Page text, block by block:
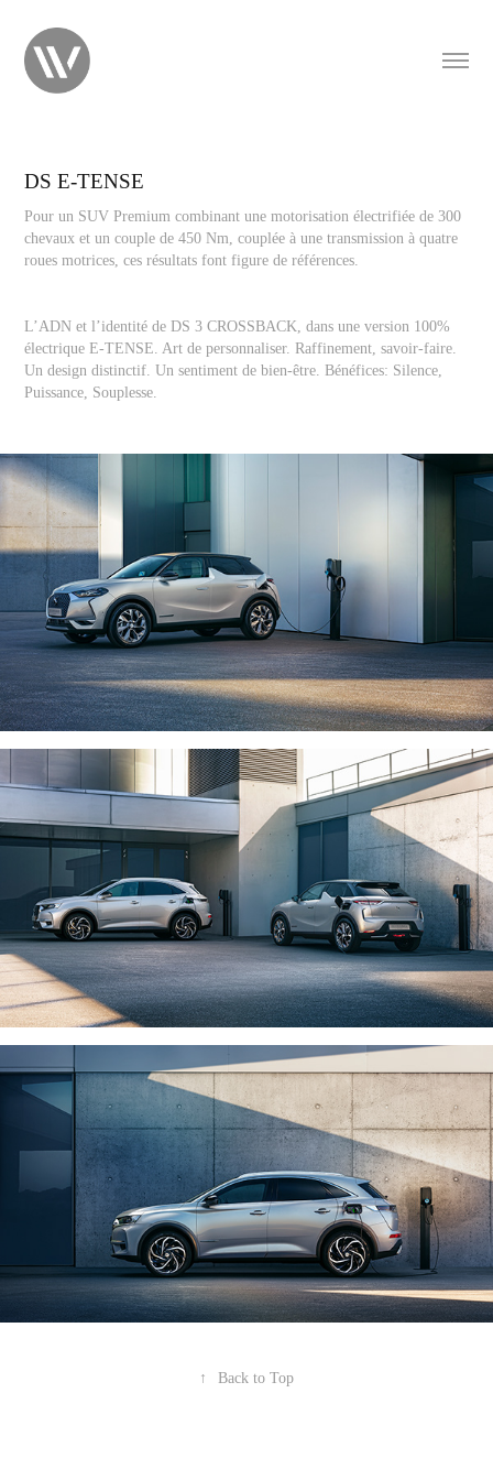
DS E-TENSE
Pour un SUV Premium combinant une motorisation électrifiée de 300
chevaux et un couple de 450 Nm, couplée à une transmission à quatre
roues motrices, ces résultats font figure de références.
L’ADN et l’identité de DS 3 CROSSBACK, dans une version 100%
électrique E-TENSE. Art de personnaliser. Raffinement, savoir-faire.
Un design distinctif. Un sentiment de bien-être. Bénéfices: Silence,
Puissance, Souplesse.
↑ Back to Top